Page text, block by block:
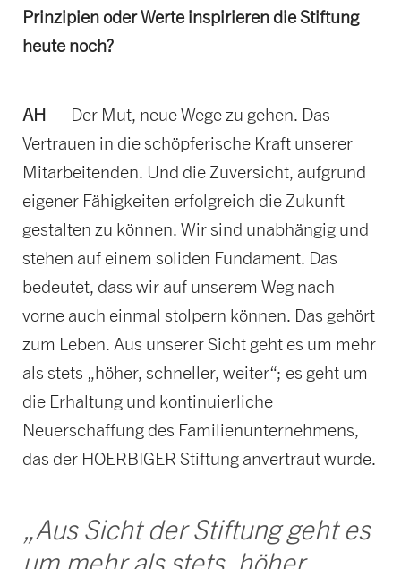
Prinzipien oder Werte inspirieren die Stiftung
heute noch?
AH— Der Mut, neue Wege zu gehen. Das
Vertrauen in die schöpferische Kraft unserer
Mitarbeitenden. Und die Zuversicht, aufgrund
eigener Fähigkeiten erfolgreich die Zukunft
gestalten zu können. Wir sind unabhängig und
stehen auf einem soliden Fundament. Das
bedeutet, dass wir auf unserem Weg nach
vorne auch einmal stolpern können. Das gehört
zum Leben. Aus unserer Sicht geht es um mehr
als stets „höher, schneller, weiter“; es geht um
die Erhaltung und kontinuierliche
Neuerschaffung des Familienunternehmens,
das der HOERBIGER Stiftung anvertraut wurde.
„Aus Sicht der Stiftung geht es
um mehr als stets ‚höher,